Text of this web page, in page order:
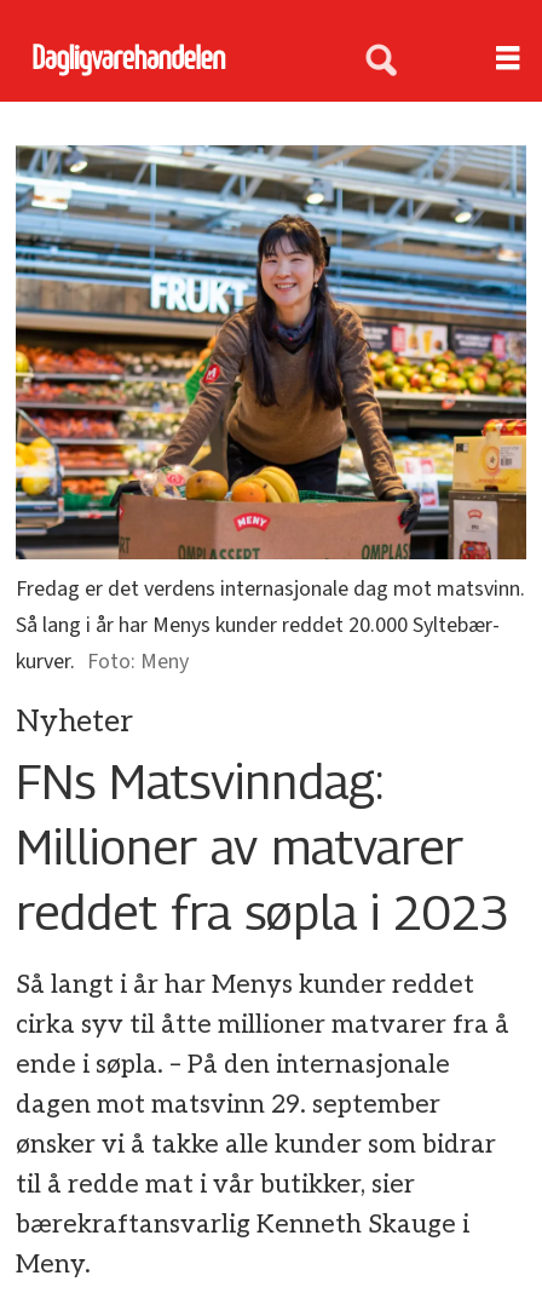
Fredag er det verdens internasjonale dag mot matsvinn.
Så lang i år har Menys kunder reddet 20.000 Syltebær-
kurver.
Meny
Nyheter
FNs Matsvinndag:
Millioner av matvarer
reddet fra søpla i 2023
Så langt i år har Menys kunder reddet
cirka syv til åtte millioner matvarer fra å
ende i søpla. – På den internasjonale
dagen mot matsvinn 29. september
ønsker vi å takke alle kunder som bidrar
til å redde mat i vår butikker, sier
bærekraftansvarlig Kenneth Skauge i
Meny.